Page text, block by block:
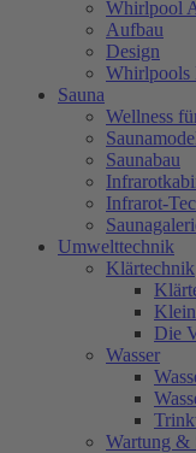
Whirlpool
Aufbau
Design
Whirlpools
Sauna
Wellness
Saunabau
Infrarot-
Umwelttechnik
Klärtechnik
Die
Wasser
Wartung &